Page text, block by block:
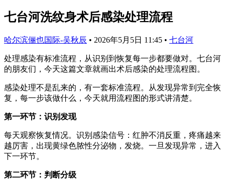
七台河洗纹身术后感染处理流程
哈尔滨俪也国际-吴秋辰 • 2026年5月5日 11:45 • 七台河
处理感染有标准流程，从识别到恢复每一步都要做对。七台河
的朋友们，今天这篇文章就画出术后感染的处理流程图。
感染处理不是乱来的，有一套标准流程。从发现异常到完全恢
复，每一步该做什么，今天就用流程图的形式讲清楚。
第一环节：识别发现
每天观察恢复情况。识别感染信号：红肿不消反重，疼痛越来
越厉害，出现黄绿色脓性分泌物，发烧。一旦发现异常，进入
下一环节。
第二环节：判断分级